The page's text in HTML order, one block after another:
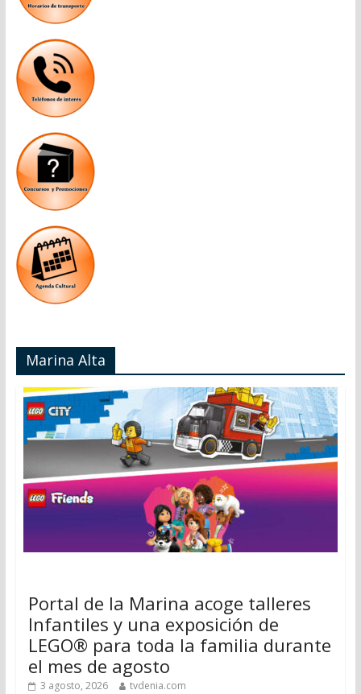
Marina Alta
Portal de la Marina acoge talleres
Infantiles y una exposición de
LEGO® para toda la familia durante
el mes de agosto
3 agosto, 2026 tvdenia.com